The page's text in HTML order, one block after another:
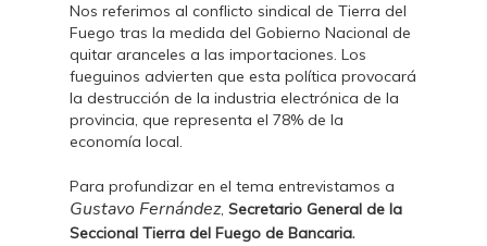
Nos referimos al conflicto sindical de Tierra del
Fuego tras la medida del Gobierno Nacional de
quitar aranceles a las importaciones. Los
fueguinos advierten que esta política provocará
la destrucción de la industria electrónica de la
provincia, que representa el 78% de la
economía local.
Para profundizar en el tema entrevistamos a
Gustavo Fernández,Secretario General de la
Seccional Tierra del Fuego de Bancaria.